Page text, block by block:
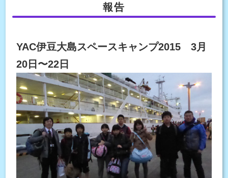
報告
YAC伊豆大島スペースキャンプ2015 3月
20日〜22日